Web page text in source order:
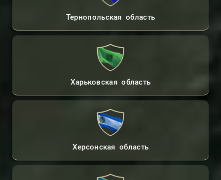
Тернопольская область
Харьковская область
Херсонская область